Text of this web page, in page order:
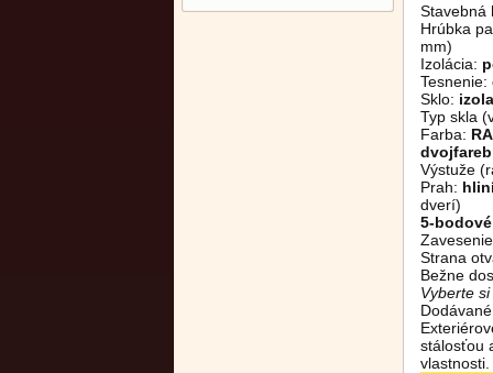
Stavebná
Hrúbka
mm)
Izolácia:
Tesnenie:
Sklo:
Typ skla
Farba:
Výstuže
Prah:
dverí)
5-
Strana
Bežne
Vyberte
stálosťou
vlastnosti.